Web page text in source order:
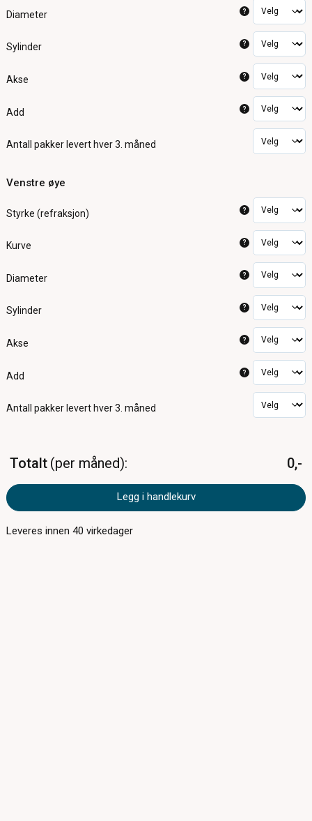
Diameter ?
Sylinder ?
Akse ?
Add ?
Antall pakker levert hver 3. måned
Venstre øye
Styrke (refraksjon) ?
Kurve ?
Diameter ?
Sylinder ?
Akse ?
Add ?
Antall pakker levert hver 3. måned
Totalt per måned 0,-
Legg i handlekurv
Leveres innen40 virkedager